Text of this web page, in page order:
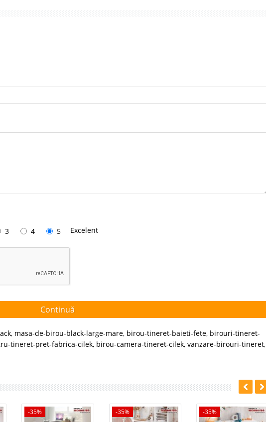
3 4 5 Excelent
Continuă
, masa-de-birou-black-large-mare, birou-tineret-baieti-fete, birouri-tineret-
tineret-pret-fabrica-cilek, birou-camera-tineret-cilek, vanzare-birouri-tineret,
-35% -35% -35%